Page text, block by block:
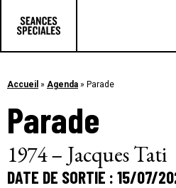
Accueil » Agenda » Parade
Parade
1974 – Jacques Tati
DATE DE SORTIE : 15/07/